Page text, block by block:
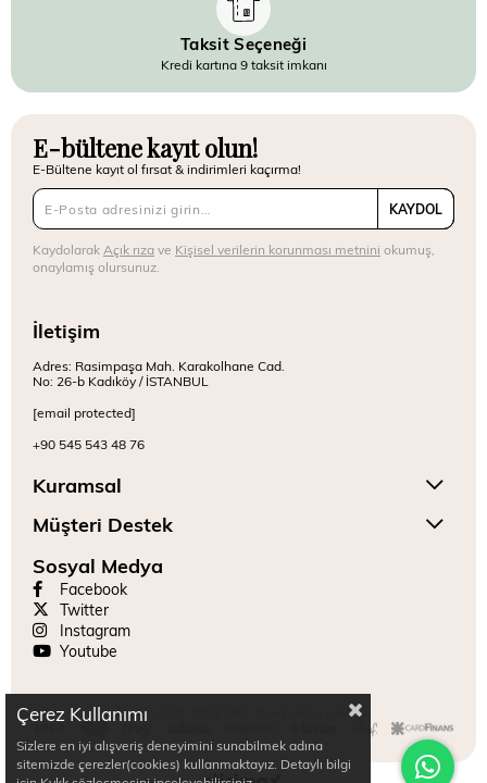
Taksit Seçeneği
Kredi kartına 9 taksit imkanı
E-bültene kayıt olun!
E-Bültene kayıt ol fırsat & indirimleri kaçırma!
KAYDOL
Kaydolarak Açık rızave Kişisel verilerin korunması metnini okumuş,
onaylamış olursunuz.
İletişim
Adres: Rasimpaşa Mah. Karakolhane Cad.
No: 26-b Kadıköy / İSTANBUL
[email protected]
+90 545 543 48 76
Kuramsal
Müşteri Destek
Sosyal Medya
Facebook
Twitter
Instagram
Youtube
Copyright © 2024 Mitr. Tüm hakları saklıdır.
Çerez Kullanımı
Sizlere en iyi alışveriş deneyimini sunabilmek adına
sitemizde çerezler(cookies) kullanmaktayız. Detaylı bilgi